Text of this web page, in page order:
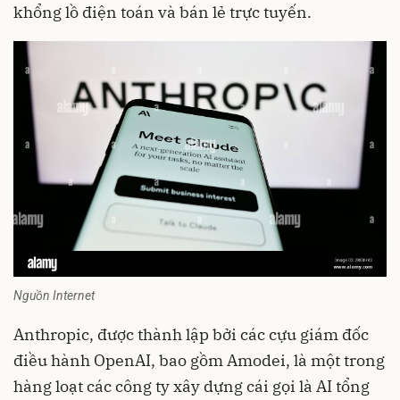
khổng lồ điện toán và bán lẻ trực tuyến.
Nguồn Internet
Anthropic, được thành lập bởi các cựu giám đốc
điều hành OpenAI, bao gồm Amodei, là một trong
hàng loạt các công ty xây dựng cái gọi là AI tổng